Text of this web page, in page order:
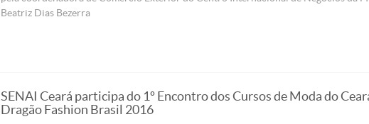
Beatriz Dias Bezerra
SENAI Ceará participa do 1º Encontro dos Cursos de Moda do
Dragão Fashion Brasil 2016